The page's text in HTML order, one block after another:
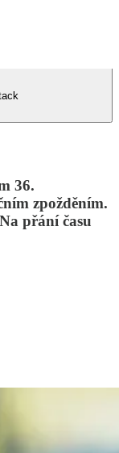
36.
zpožděním.
přání času